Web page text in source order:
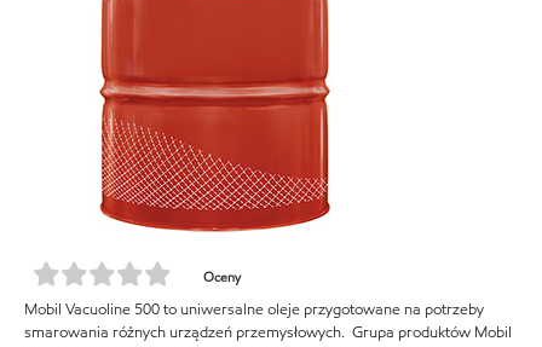
Oceny
Mobil Vacuoline 500 to uniwersalne oleje przygotowane na potrzeby
smarowania różnych urządzeń przemysłowych. Grupa produktów Mobil